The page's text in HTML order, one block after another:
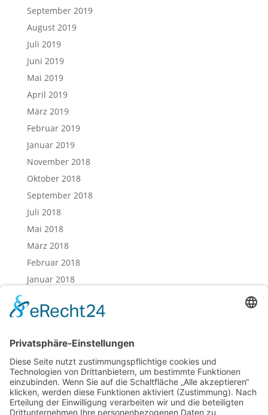
September 2019
August 2019
Juli 2019
Juni 2019
Mai 2019
April 2019
März 2019
Februar 2019
Januar 2019
November 2018
Oktober 2018
September 2018
Juli 2018
Mai 2018
März 2018
Februar 2018
Januar 2018
November 2017
August 2017
Juli 2017
Juni 2017
Mai 2017